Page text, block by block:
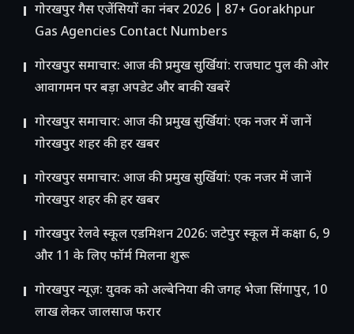
गोरखपुर गैस एजेंसियों का नंबर 2026 | 87+ Gorakhpur
Gas Agencies Contact Numbers
गोरखपुर समाचार: आज की प्रमुख सुर्खियां: राजघाट पुल की ओर
आवागमन पर बड़ा अपडेट और बाकी खबरें
गोरखपुर समाचार: आज की प्रमुख सुर्खियां: एक नजर में जानें
गोरखपुर शहर की हर खबर
गोरखपुर समाचार: आज की प्रमुख सुर्खियां: एक नजर में जानें
गोरखपुर शहर की हर खबर
गोरखपुर रेलवे स्कूल एडमिशन 2026: जटेपुर स्कूल में कक्षा 6, 9
और 11 के लिए फॉर्म मिलना शुरू
गोरखपुर न्यूज़: युवक को अल्बेनिया की जगह भेजा सिंगापुर, 10
लाख लेकर जालसाज फरार